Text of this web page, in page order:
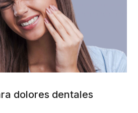
dolores dentales